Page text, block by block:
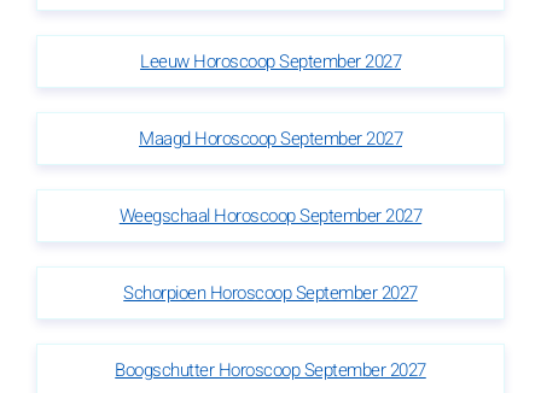
Leeuw Horoscoop September 2027
Maagd Horoscoop September 2027
Weegschaal Horoscoop September 2027
Schorpioen Horoscoop September 2027
Boogschutter Horoscoop September 2027